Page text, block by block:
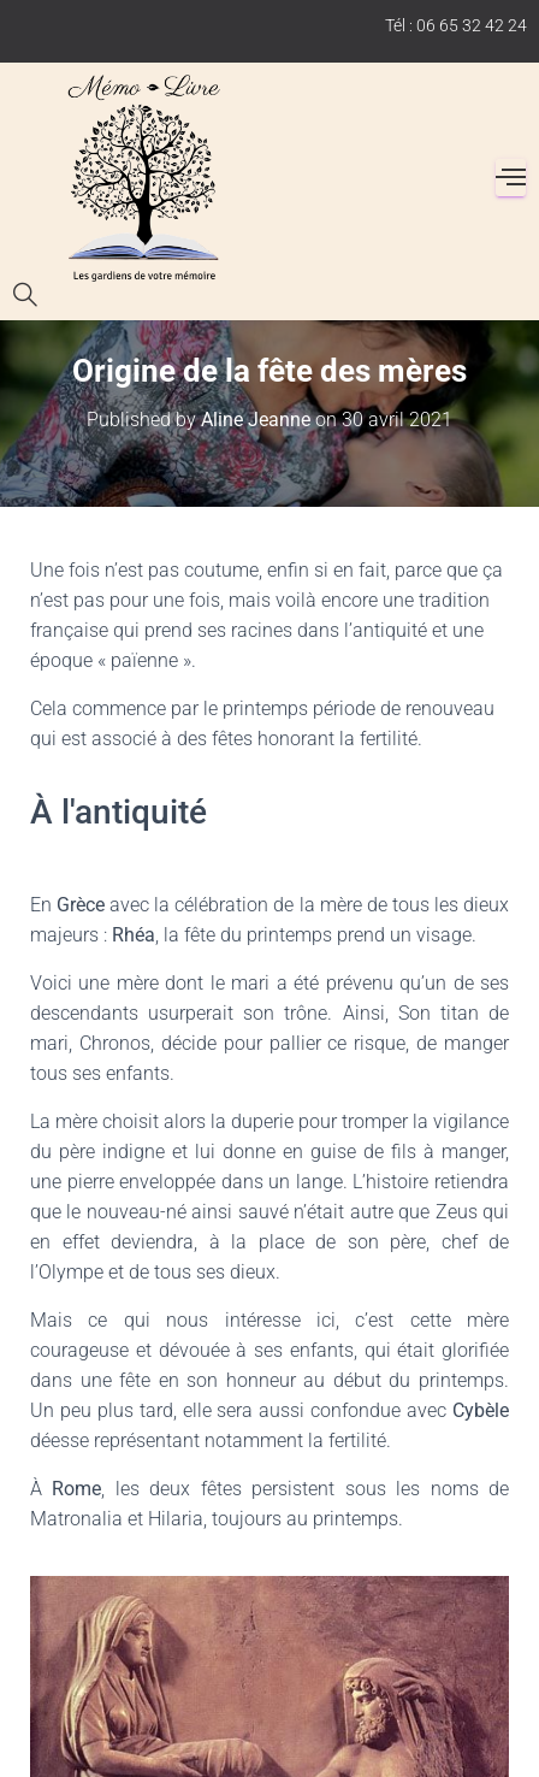
Tél : 06 65 32 42 24
Origine de la fête des mères
Published byAline Jeanneon30 avril 2021
Une fois n’est pas coutume, enfin si en fait, parce que ça
n’est pas pour une fois, mais voilà encore une tradition
française qui prend ses racines dans l’antiquité et une
époque « païenne ».
Cela commence par le printemps période de renouveau
qui est associé à des fêtes honorant la fertilité.
À l'antiquité
En Grèce avec la célébration de la mère de tous les dieux
majeurs : Rhéa, la fête du printemps prend un visage.
Voici une mère dont le mari a été prévenu qu’un de ses
descendants usurperait son trône. Ainsi, Son titan de
mari, Chronos, décide pour pallier ce risque, de manger
tous ses enfants.
La mère choisit alors la duperie pour tromper la vigilance
du père indigne et lui donne en guise de fils à manger,
une pierre enveloppée dans un lange. L’histoire retiendra
que le nouveau-né ainsi sauvé n’était autre que Zeus qui
en effet deviendra, à la place de son père, chef de
l’Olympe et de tous ses dieux.
Mais ce qui nous intéresse ici, c’est cette mère
courageuse et dévouée à ses enfants, qui était glorifiée
dans une fête en son honneur au début du printemps.
Un peu plus tard, elle sera aussi confondue avec Cybèle
déesse représentant notamment la fertilité.
À Rome, les deux fêtes persistent sous les noms de
Matronalia et Hilaria, toujours au printemps.